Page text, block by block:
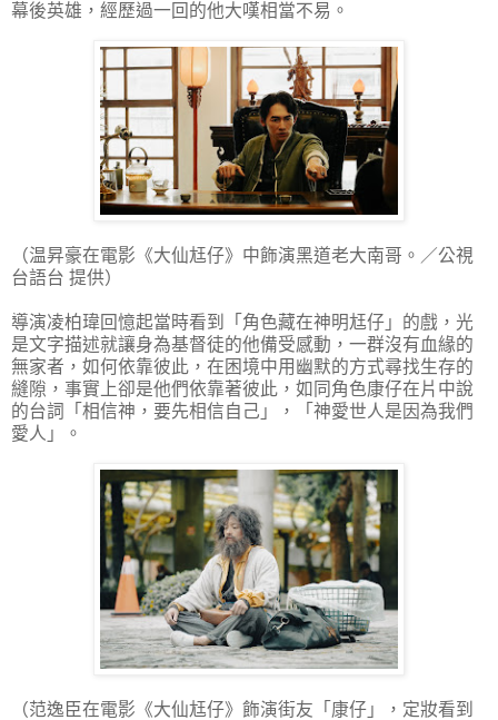
幕後英雄，經歷過一回的他大嘆相當不易。
（温昇豪在電影《大仙尪仔》中飾演黑道老大南哥。／公視
台語台 提供）
導演凌柏瑋回憶起當時看到「角色藏在神明尪仔」的戲，光
是文字描述就讓身為基督徒的他備受感動，一群沒有血緣的
無家者，如何依靠彼此，在困境中用幽默的方式尋找生存的
縫隙，事實上卻是他們依靠著彼此，如同角色康仔在片中說
的台詞「相信神，要先相信自己」，「神愛世人是因為我們
愛人」。
（范逸臣在電影《大仙尪仔》飾演街友「康仔」，定妝看到